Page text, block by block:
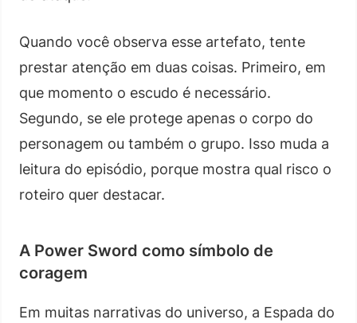
Quando você observa esse artefato, tente
prestar atenção em duas coisas. Primeiro, em
que momento o escudo é necessário.
Segundo, se ele protege apenas o corpo do
personagem ou também o grupo. Isso muda a
leitura do episódio, porque mostra qual risco o
roteiro quer destacar.
A Power Sword como símbolo de
coragem
Em muitas narrativas do universo, a Espada do